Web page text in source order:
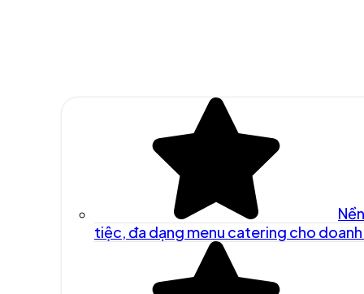
tiệc, đa dạng menu catering cho